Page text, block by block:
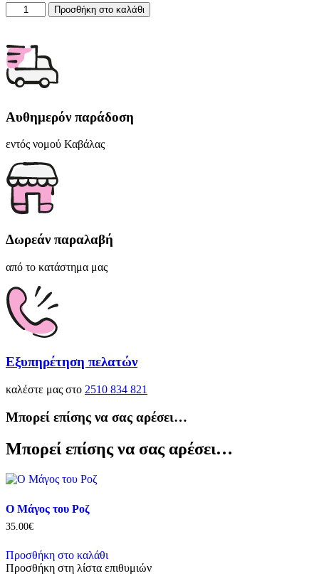
Ωκεανός
με
5m
ποσότητα
Προσθήκη στο καλάθι
Αυθημερόν παράδοση
εντός νομού Καβάλας
Δωρεάν παραλαβή
από το κατάστημα μας
Εξυπηρέτηση πελατών
καλέστε μας στο 2510 834 821
Μπορεί επίσης να σας αρέσει…
Μπορεί επίσης να σας αρέσει…
Ο Μάγος του Ροζ
35.00€
Προσθήκη στο καλάθι
Προσθήκη στη λίστα επιθυμιών